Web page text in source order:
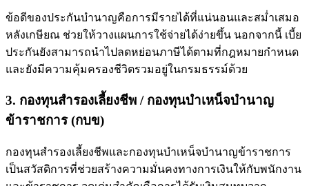
ข้อดีของประกันบำนาญคือการมีรายได้ที่แน่นอนและสม่ำเสมอ
หลังเกษียณ ช่วยให้วางแผนการใช้จ่ายได้ง่ายขึ้น นอกจากนี้ เบี้ย
ประกันยังสามารถนำไปลดหย่อนภาษีได้ตามที่กฎหมายกำหนด
และยังมีความคุ้มครองชีวิตรวมอยู่ในกรมธรรม์ด้วย
3. กองทุนสำรองเลี้ยงชีพ / กองทุนบำเหน็จบำนาญ
ข้าราชการ (กบข)
กองทุนสำรองเลี้ยงชีพและกองทุนบำเหน็จบำนาญข้าราชการ
เป็นสวัสดิการที่ช่วยสร้างความมั่นคงทางการเงินให้กับพนักงาน